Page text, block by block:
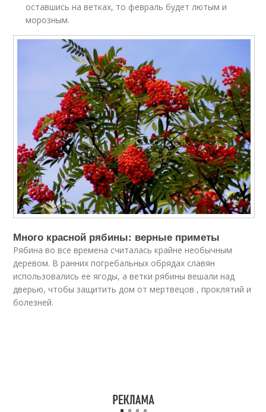
оставшись на ветках, то февраль будет лютым и
морозным.
Много красной рябины: верные приметы
Рябина во все времена считалась крайне необычным
деревом. В ранних погребальных обрядах славян
использовались ее ягоды, а ветки рябины вешали над
дверью, чтобы защитить дом от мертвецов , проклятий и
болезней.